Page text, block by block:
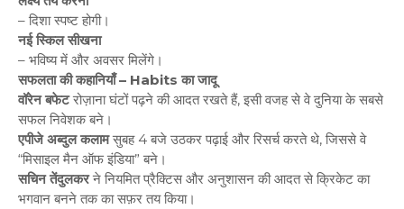
– दिशा स्पष्ट होगी।
नई स्किल सीखना
– भविष्य में और अवसर मिलेंगे।
सफलता की कहानियाँ – Habits का जादू
वॉरेन बफेटरोज़ाना घंटों पढ़ने की आदत रखते हैं, इसी वजह से वे दुनिया के सबसे
सफल निवेशक बने।
एपीजे अब्दुल कलामसुबह 4 बजे उठकर पढ़ाई और रिसर्च करते थे, जिससे वे
“मिसाइल मैन ऑफ इंडिया” बने।
सचिन तेंदुलकरने नियमित प्रैक्टिस और अनुशासन की आदत से क्रिकेट का
भगवान बनने तक का सफ़र तय किया।